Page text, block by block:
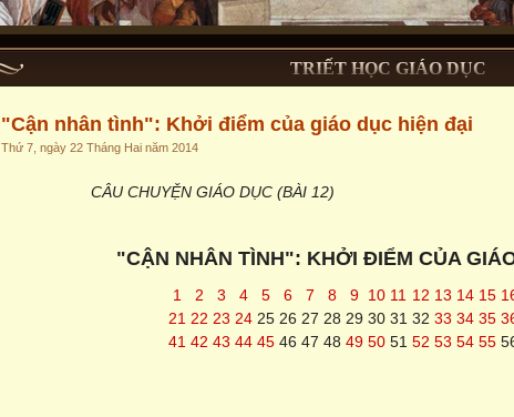
TRIẾT HỌC GIÁO DỤC
"Cận nhân tình": Khởi điểm của giáo dục hiện đại
Thứ 7, ngày 22 Tháng Hai năm 2014
CÂU CHUYỆN GIÁO DỤC (BÀI 12)
"CẬN NHÂN TÌNH": KHỞI ĐIỂM CỦA
1 2 3 4 5 6 7 8 9 10 11 12 13 14 15
21 22 23 24 25 26 27 28 29 30 31 32 33 34 35
41 42 43 44 45 46 47 48 49 50 51 52 53 54 55